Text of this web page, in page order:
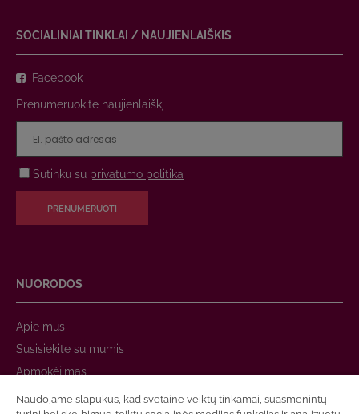
SOCIALINIAI TINKLAI / NAUJIENLAIŠKIS
Facebook
Prenumeruokite naujienlaiškį
Sutinku su privatumo politika
PRENUMERUOTI
NUORODOS
Apie mus
Susisiekite su mumis
Apmokėjimas
Prekių pristatymas
Naudojame slapukus, kad svetainė veiktų tinkamai, suasmenintų